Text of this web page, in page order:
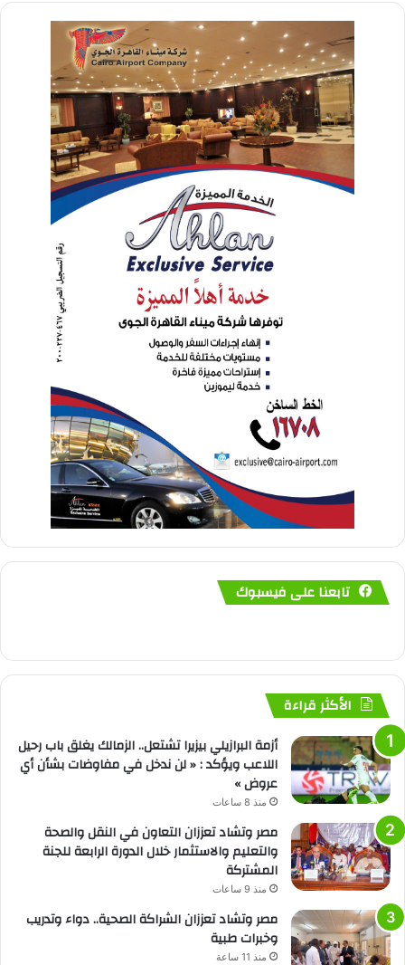
تابعنا على فيسبوك
الأكثر قراءة
أزمة البرازيلي بيزيرا تشتعل.. الزمالك يغلق باب رحيل
اللاعب ويؤكد : « لن ندخل في مفاوضات بشأن أي
عروض »
منذ 8 ساعات
مصر وتشاد تعززان التعاون في النقل والصحة
والتعليم والاستثمار خلال الدورة الرابعة للجنة
المشتركة
منذ 9 ساعات
مصر وتشاد تعززان الشراكة الصحية.. دواء وتدريب
وخبرات طبية
منذ 11 ساعة